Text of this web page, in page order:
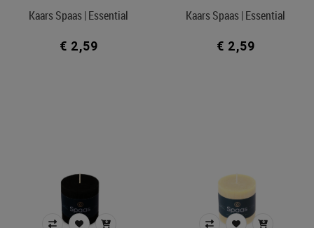
Kaars Spaas | Essential
€ 2,59
Kaars Spaas | Essential
€ 2,59